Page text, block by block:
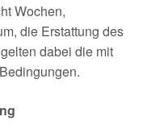
Wochen,
die Erstattung des
dabei die mit